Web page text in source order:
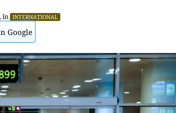
în INTERNAȚIONAL
Google